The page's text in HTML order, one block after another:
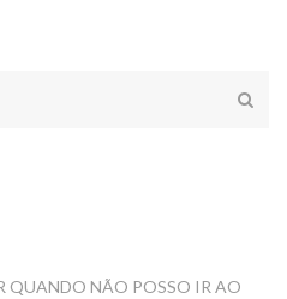
QUANDO NÃO POSSO IR AO